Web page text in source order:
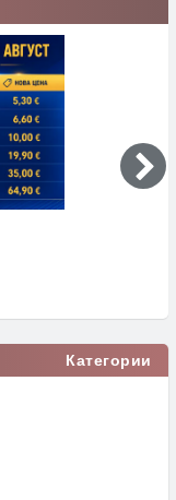
Категории